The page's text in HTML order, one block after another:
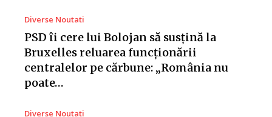
Diverse Noutati
PSD îi cere lui Bolojan să susțină la
Bruxelles reluarea funcționării
centralelor pe cărbune: „România nu
poate…
Diverse Noutati